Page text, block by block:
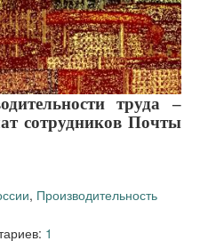
труда –
сотрудников Почты
, Производительность
1